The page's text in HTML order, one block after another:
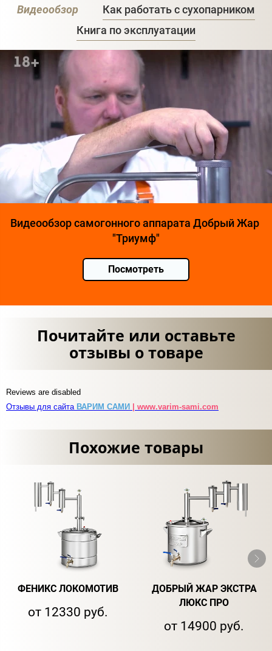
Видеообзор
Как работать с сухопарником
Книга по эксплуатации
Видеообзор самогонного аппарата Добрый Жар
"Триумф"
Посмотреть
Почитайте или оставьте
отзывы о товаре
Reviews are disabled
Отзывы для сайта ВАРИМ САМИ | www.varim-sami.com
Похожие товары
ФЕНИКС ЛОКОМОТИВ
от 12330 руб.
ДОБРЫЙ ЖАР ЭКСТРА
ЛЮКС ПРО
от 14900 руб.